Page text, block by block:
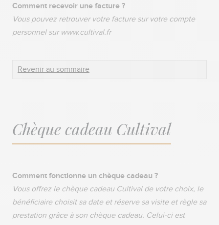
Comment recevoir une facture ?
Vous pouvez retrouver votre facture sur votre compte
personnel sur www.cultival.fr
Revenir au sommaire
Chèque cadeau Cultival
Comment fonctionne un chèque cadeau ?
Vous offrez le chèque cadeau Cultival de votre choix, le
bénéficiaire choisit sa date et réserve sa visite et règle sa
prestation grâce à son chèque cadeau. Celui-ci est